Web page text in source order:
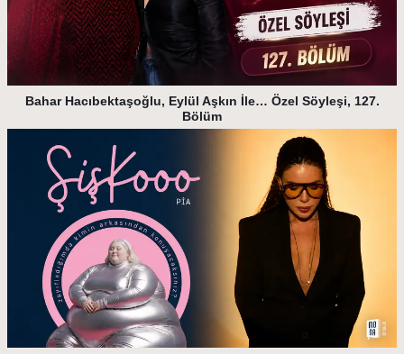
Bahar Hacıbektaşoğlu, Eylül Aşkın İle… Özel Söyleşi, 127.
Bölüm